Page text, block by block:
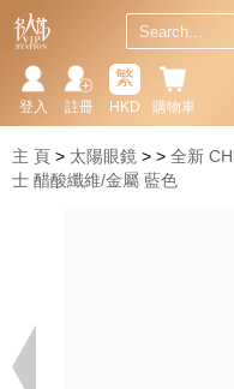
購物車
繁
HKD
註冊
登入
主 頁 太陽眼鏡
全新
士 醋酸纖維/金屬 藍色